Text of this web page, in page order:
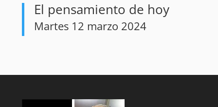
El pensamiento de hoy
Martes 12 marzo 2024